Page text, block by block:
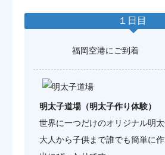
１日目
福岡空港にご到着
明太子道場（明太子作り体験）
世界に一つだけのオリジナル明太
大人から子供まで誰でも簡単に